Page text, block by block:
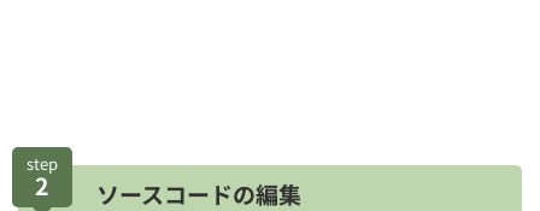
step
2 ソースコードの編集